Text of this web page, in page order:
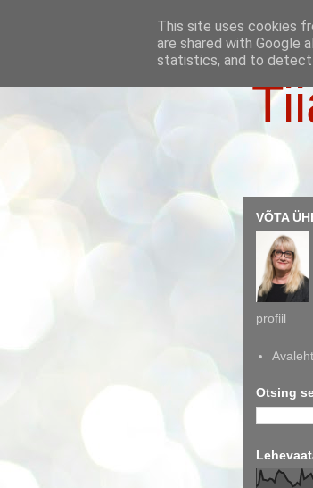
VÕTA
profiil
Avaleht
Otsing
This site uses cookies
are shared with Google
statistics, and to detect